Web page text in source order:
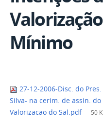
Mínimo
27-12-2006-Disc. do
Silva- na cerim. de assin.
Valorizacao do Sal.pdf — 50